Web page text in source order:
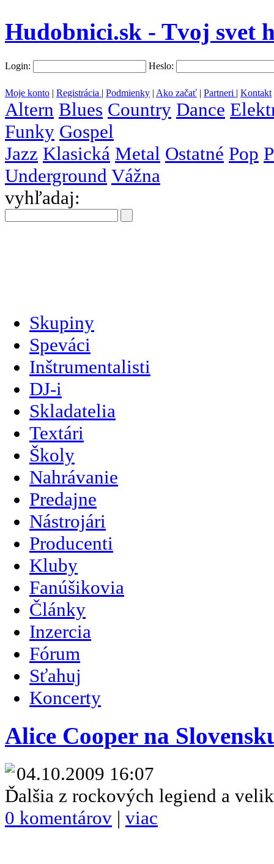
Hudobnici.sk - Tvoj svet
Login: Heslo:
Moje konto | Registrácia | Podmienky | Ako začať | Partneri | Kontakt
Altern Blues Country Dance
Funky Gospel
Jazz Klasická Metal Ostatné Pop
Underground Vážna
vyhľadaj:
Skupiny
Speváci
Inštrumentalisti
DJ-i
Skladatelia
Textári
Školy
Nahrávanie
Predajne
Nástrojári
Producenti
Kluby
Fanúšikovia
Články
Inzercia
Fórum
Sťahuj
Koncerty
Alice Cooper na
04.10.2009 16:07
Ďalšia z rockových legiend a
0 komentárov | viac